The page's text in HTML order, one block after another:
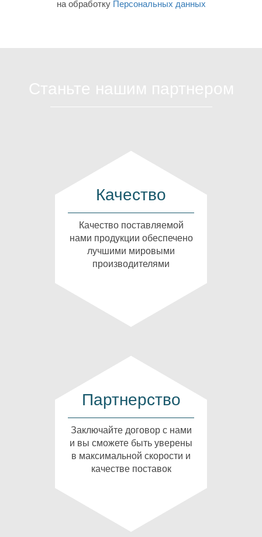
на обработку Персональных данных
Качество
Качество поставляемой
нами продукции обеспечено
лучшими мировыми
производителями
Партнерство
Заключайте договор с нами
и вы сможете быть уверены
в максимальной скорости и
качестве поставок